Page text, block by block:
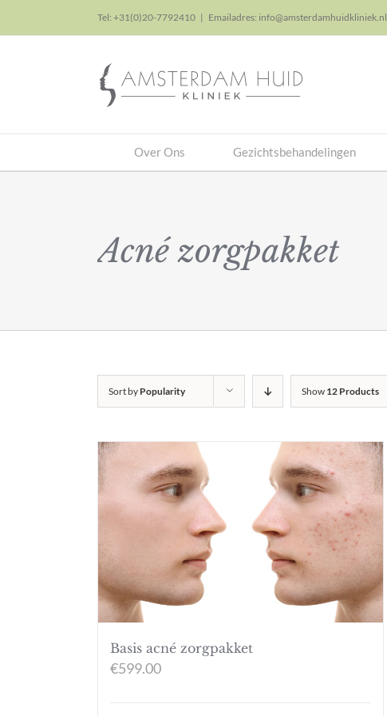
Tel: +31(0)20-7792410 | Emailadres: info@amsterdamhuidkliniek.nl
Over Ons Gezichtsbehandelingen
Acné zorgpakket
Sort by Popularity Show 12 Products
Basis acné zorgpakket
€599.00